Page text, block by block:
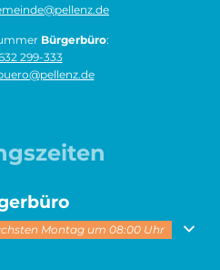
Bürgerbüro:
299-333
oder Schließzeiten auszublenden
Montag um 08:00 Uhr